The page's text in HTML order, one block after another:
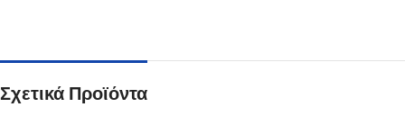
Σχετικά Προϊόντα